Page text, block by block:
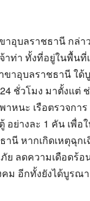
อุบลราชธานี กล่า
ท่า ทั้งที่อยู่ในพื้นที่
าอุบลราชธานี ใ
ชั่วโมง มาตั้งแต่
หนะ เรือตรวจกา
อย่างละ 1 คัน เพื่
นี หากเกิดเหตุฉุก
ลดความเดือดร้อ
คม อีกทั้งยังได้บูร